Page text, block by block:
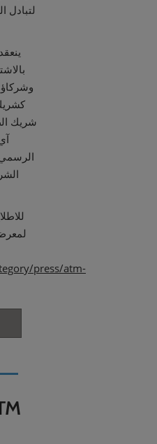
لتبادل
شريك
press/atm-